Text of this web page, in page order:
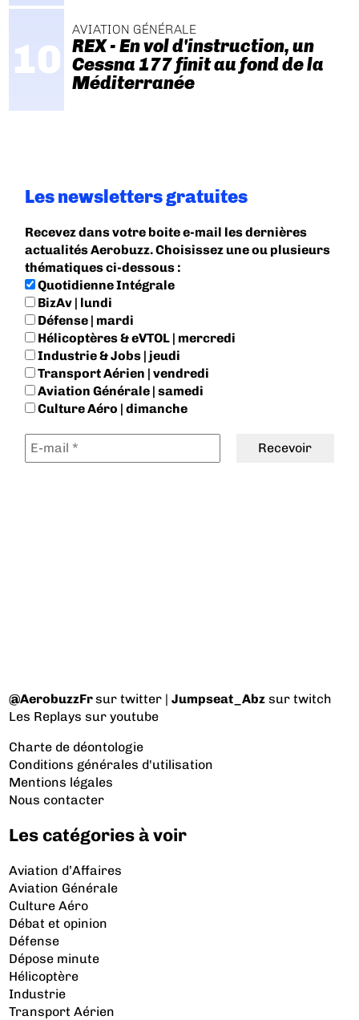
AVIATION GÉNÉRALE
REX - En vol d'instruction, un
Cessna 177 finit au fond de la
Méditerranée
Les newsletters gratuites
Recevez dans votre boite e-mail les dernières
actualités Aerobuzz. Choisissez une ou plusieurs
thématiques ci-dessous :
Quotidienne Intégrale
BizAv | lundi
Défense | mardi
Hélicoptères & eVTOL | mercredi
Industrie & Jobs | jeudi
Transport Aérien | vendredi
Aviation Générale | samedi
Culture Aéro | dimanche
@AerobuzzFrsur twitter |Jumpseat_Abz sur twitch
Les Replays sur youtube
Charte de déontologie
Conditions générales d'utilisation
Mentions légales
Nous contacter
Les catégories à voir
Aviation d’Affaires
Aviation Générale
Culture Aéro
Débat et opinion
Défense
Dépose minute
Hélicoptère
Industrie
Transport Aérien